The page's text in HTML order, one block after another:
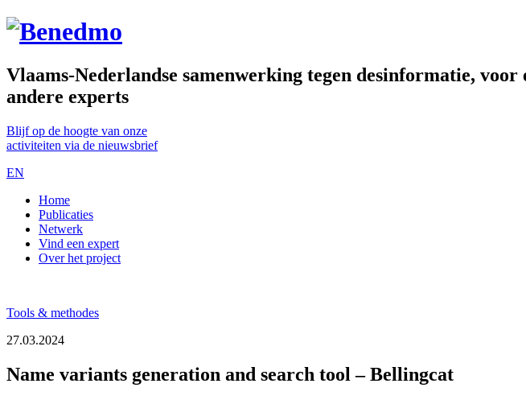
Vlaams-Nederlandse samenwerking tegen desinformatie,
andere experts
Blijf op de hoogte van onze
activiteiten via de nieuwsbrief
EN
Home
Publicaties
Netwerk
Vind een expert
Over het project
Tools & methodes
27.03.2024
Name variants generation and search tool – Bellingcat